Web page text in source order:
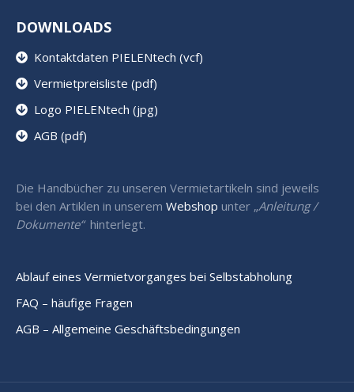
DOWNLOADS
Kontaktdaten PIELENtech (vcf)
Vermietpreisliste (pdf)
Logo PIELENtech (jpg)
AGB (pdf)
Die Handbücher zu unseren Vermietartikeln sind jeweils
bei den Artiklen in unserem Webshop unter „Anleitung /
Dokumente“ hinterlegt.
Ablauf eines Vermietvorganges bei Selbstabholung
FAQ – häufige Fragen
AGB – Allgemeine Geschäftsbedingungen